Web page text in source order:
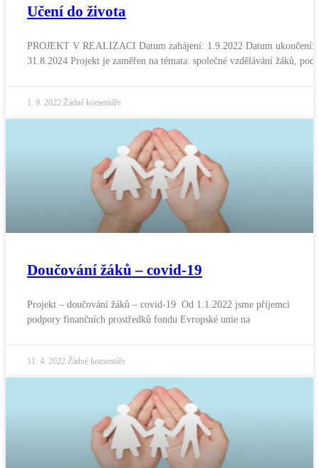
Učení do života
PROJEKT V REALIZACI Datum zahájení: 1.9.2022 Datum ukončení:
31.8.2024 Projekt je zaměřen na témata: společné vzdělávání žáků,
1. 9. 2022 Žádné komentáře
Doučování žáků – covid-19
Projekt – doučování žáků – covid-19 Od 1.1.2022 jsme příjemci
podpory finančních prostředků fondu Evropské unie na
11. 4. 2022 Žádné komentáře